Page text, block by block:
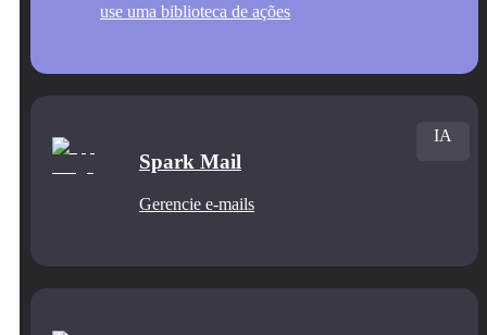
use uma biblioteca de ações
Spark Mail
Gerencie e‑mails
IA